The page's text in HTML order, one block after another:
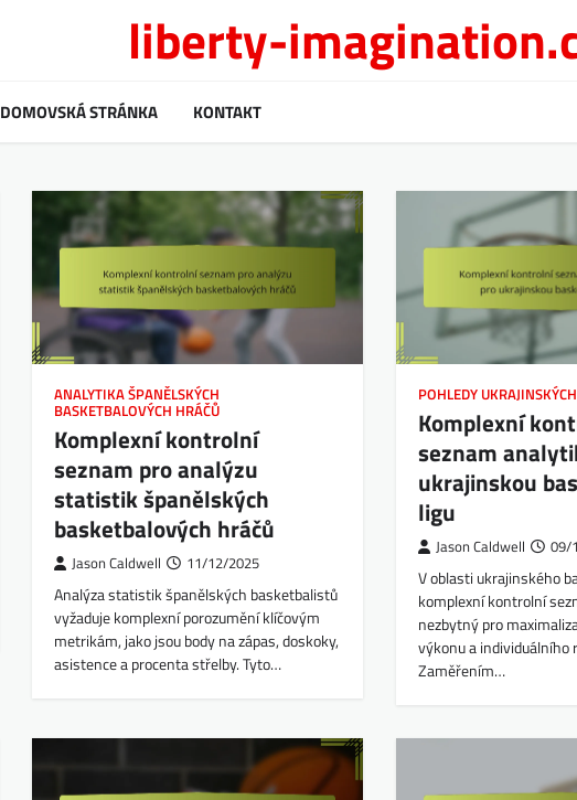
liberty-
DOMOVSKÁ STRÁNKA KONTAKT
ANALYTIKA ŠPANĚLSKÝCH
BASKETBALOVÝCH HRÁČŮ
Komplexní kontrolní
seznam pro analýzu
statistik španělských
basketbalových hráčů
Jason Caldwell 11/12/2025
Analýza statistik španělských basketbalistů
vyžaduje komplexní porozumění klíčovým
metrikám, jako jsou body na zápas, doskoky,
asistence a procenta střelby. Tyto…
POHLEDY
Komplexní
seznam
ukrajinskou
ligu
Jason Caldwell 09/
V oblasti ukrajinského
komplexní kontrolní
nezbytný pro
výkonu a individuálního
Zaměřením…